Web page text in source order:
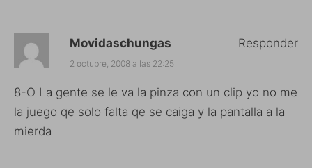
Movidaschungas
2 octubre, 2008 a las 22:25
8-O La gente se le va la pinza con un clip yo no me
la juego qe solo falta qe se caiga y la pantalla a la
mierda
Responder